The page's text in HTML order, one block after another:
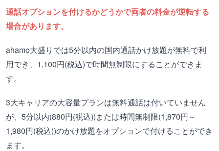
通話オプションを付けるかどうかで両者の料金が逆転する
場合があります。
ahamo大盛りでは5分以内の国内通話かけ放題が無料で利
用でき、1,100円(税込)で時間無制限にすることができま
す。
3大キャリアの大容量プランは無料通話は付いていません
が、5分以内(880円(税込))または時間無制限(1,870円～
1,980円(税込))のかけ放題をオプションで付けることができ
ます。